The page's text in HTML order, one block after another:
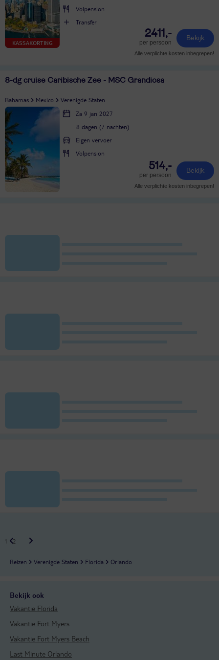
KASSAKORTING
Volpension
Transfer
2411,-
per persoon
Bekijk
Alle verplichte kosten inbegrepen!
8-dg cruise Caribische Zee - MSC Grandiosa
Bahamas Mexico
Verenigde Staten
Za 9 jan 2027
8 dagen (7 nachten)
Eigen vervoer
Volpension
514,-
per persoon
Bekijk
Alle verplichte kosten inbegrepen!
1 2
Reizen Verenigde Staten Florida Orlando
Bekijk ook
Vakantie Florida
Vakantie Fort Myers
Vakantie Fort Myers Beach
Last Minute Orlando